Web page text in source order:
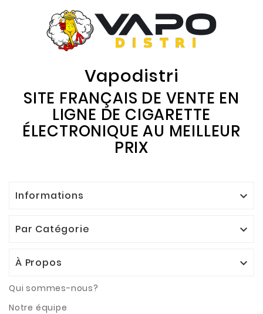
Vapodistri
SITE FRANÇAIS DE VENTE EN
LIGNE DE CIGARETTE
ÉLECTRONIQUE AU MEILLEUR
PRIX
Informations 
Par Catégorie 
À Propos 
Qui sommes-nous?
Notre équipe